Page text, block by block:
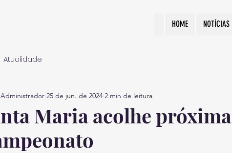
HOME NOTÍCIAS
Atualidade
Maria acolhe
Administrador 25 de jun. de 2024 2 min de leitura